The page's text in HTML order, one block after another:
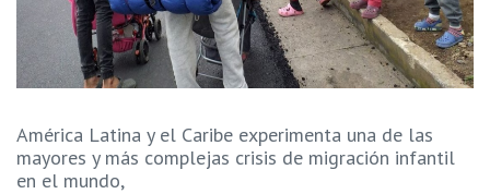
América Latina y el Caribe experimenta una de las
mayores y más complejas crisis de migración infantil
en el mundo,